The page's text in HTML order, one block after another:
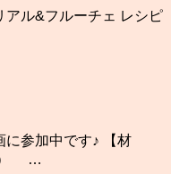
アル&フルーチェ レシピ
に参加中です♪ 【材
） …